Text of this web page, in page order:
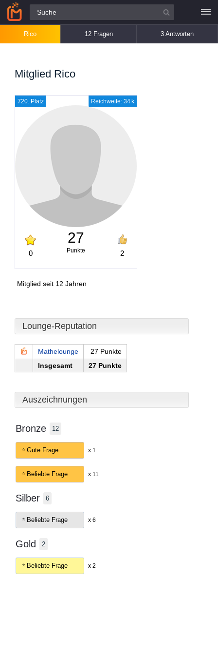
Alle Fragen
Rico 12 Fragen 3 Antworten
Mitglied Rico
Reichweite: 34 k
720. Platz
0
27
Punkte 2
Mitglied seit 12 Jahren
Lounge-Reputation
Mathelounge
27 Punkte
Insgesamt
27 Punkte
Auszeichnungen
Bronze 12
Gute Frage x 1
Beliebte Frage x 11
Silber 6
Beliebte Frage x 6
Gold 2
Beliebte Frage x 2